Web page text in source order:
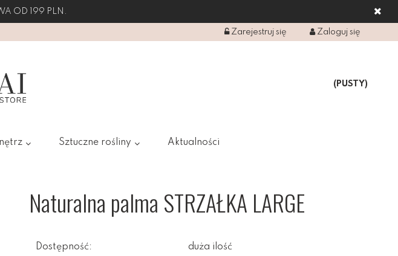
OD 199 PLN.
Zarejestruj się Zaloguj się
(PUSTY)
Sztuczne rośliny Aktualności
Naturalna palma STRZAŁKA LARGE
Dostępność: duża ilość